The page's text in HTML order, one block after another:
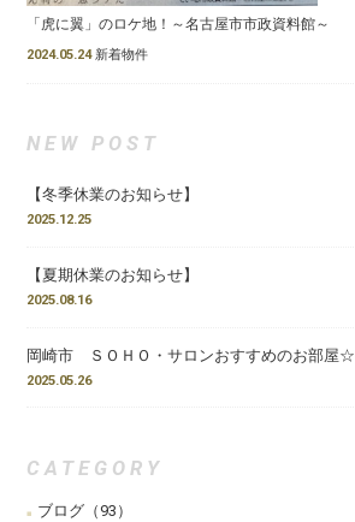
「虎に翼」のロケ地！～名古屋市市政資料館～
2024.05.24 新着物件
NEW POST
【冬季休業のお知らせ】
2025.12.25
【夏期休業のお知らせ】
2025.08.16
岡崎市 ＳＯＨＯ・サロンおすすめのお部屋☆
2025.05.26
CATEGORY
ブログ （93）